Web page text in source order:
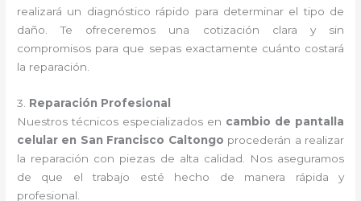
realizará un diagnóstico rápido para determinar el tipo de
daño. Te ofreceremos una cotización clara y sin
compromisos para que sepas exactamente cuánto costará
la reparación.
3. Reparación Profesional
Nuestros técnicos especializados en cambio de pantalla
celular en San Francisco Caltongo procederán a realizar
la reparación con piezas de alta calidad. Nos aseguramos
de que el trabajo esté hecho de manera rápida y
profesional.